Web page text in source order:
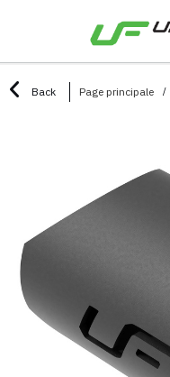
Back Page principale